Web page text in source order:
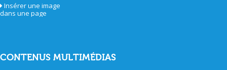
Insérer une image
dans une page
CONTENUS MULTIMÉDIAS